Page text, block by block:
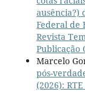
ausência?)
Federal de
Revista
Publicação
Marcelo
pós-
(2026):